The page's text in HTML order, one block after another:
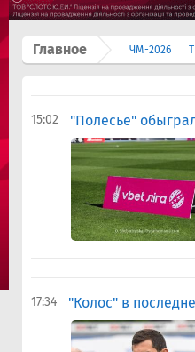
Главное ЧМ-2026
15:02 "Полесье"
17:34 "Колос" в